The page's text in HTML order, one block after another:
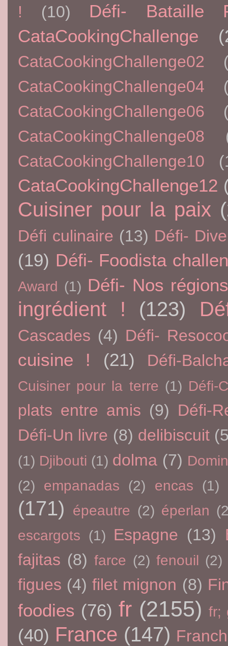
!
(10)
Défi- Bataille
CataCookingChallenge
CataCookingChallenge02
CataCookingChallenge04
CataCookingChallenge06
CataCookingChallenge08
CataCookingChallenge10
CataCookingChallenge12
Cuisiner pour la paix
Défi culinaire (13) Défi-
(19) Défi- Foodista
Award (1) Défi- Nos
ingrédient ! (123)
Cascades (4) Défi-
cuisine ! (21) Défi-
Cuisiner pour la terre (1) Défi-
plats entre amis (9) Défi-
Défi-Un livre (8) delibiscuit
(1) Djibouti (1) dolma (7)
(2) empanadas (2) encas (1)
(171) épeautre (2) éperlan
escargots (1) Espagne (13)
fajitas (8) farce (2) fenouil (2)
figues (4) filet mignon (8)
foodies (76) fr (2155) fr;
(40) France (147)